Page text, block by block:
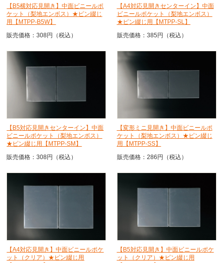
【B5横対応見開き】中面ビニールポ
ケット（梨地エンボス）★ピン綴じ
用【MTPP-B5W】
販売価格：308円（税込）
【A4対応見開きセンターイン】中面
ビニールポケット（梨地エンボス）
★ピン綴じ用【MTPP-SL】
販売価格：385円（税込）
【B5対応見開きセンターイン】中面
ビニールポケット（梨地エンボス）
★ピン綴じ用【MTPP-SM】
販売価格：308円（税込）
【変形ミニ見開き】中面ビニールポ
ケット（梨地エンボス）★ピン綴じ
用【MTPP-SS】
販売価格：286円（税込）
【A4対応見開き】中面ビニールポケ
ット（クリア）★ピン綴じ用
【B5対応見開き】中面ビニールポケ
ット（クリア）★ピン綴じ用